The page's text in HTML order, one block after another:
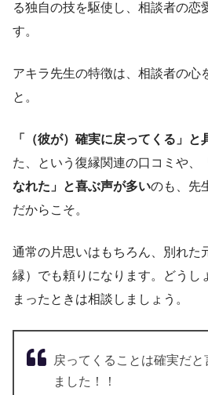
る独自の技を駆使し、相談者の恋
す。
アキラ先生の特徴は、相談者の心
と。
「（彼が）確実に戻ってくる」と
た、という復縁関連の口コミや、
なれた」と喜ぶ声が多いのも、先
だからこそ。
通常の片思いはもちろん、別れた
縁）でも頼りになります。どうし
まったときは相談しましょう。
戻ってくることは確実だ
ました！！